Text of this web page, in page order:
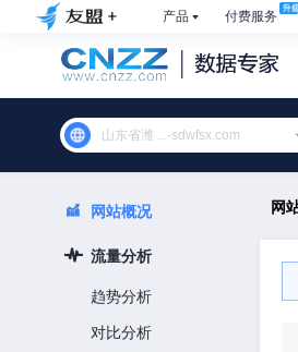
产品 付费服务
山东省潍 ...-sdwfsx.com
网站概况
流量分析
趋势分析
对比分析
网